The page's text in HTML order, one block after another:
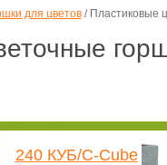
для цветов/ Пластиковые
240 КУБ/C-Cube